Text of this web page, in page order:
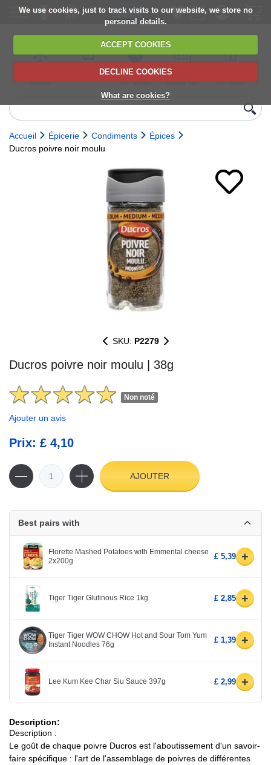
We use cookies, just to track visits to our website, we store no
personal details.
ACCEPT COOKIES
DECLINE COOKIES
What are cookies?
delivery
6,000+ products
Direct import
from Europe
Choose your
delivery date
next orders
Accueil Épicerie Condiments
Épices
Ducros poivre noir moulu
SKU: P2279
Ducros poivre noir moulu | 38g
Non noté
Ajouter un avis
Prix: £ 4,10
AJOUTER
Best pairs with
Florette Mashed Potatoes with Emmental cheese
2x200g
£ 5,39 +
Tiger Tiger Glutinous Rice 1kg £ 2,85 +
Tiger Tiger WOW CHOW Hot and Sour Tom Yum
Instant Noodles 76g
£ 1,39 +
Lee Kum Kee Char Siu Sauce 397g £ 2,99 +
Description:
Description :
Le goût de chaque poivre Ducros est l'aboutissement d'un savoir-
faire spécifique : l'art de l'assemblage de poivres de différentes